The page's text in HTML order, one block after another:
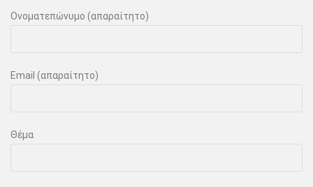
Ονοματεπώνυμο (απαραίτητο)
Email (απαραίτητο)
Θέμα